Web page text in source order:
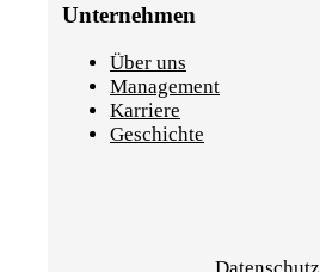
Unternehmen
Über uns
Management
Karriere
Geschichte